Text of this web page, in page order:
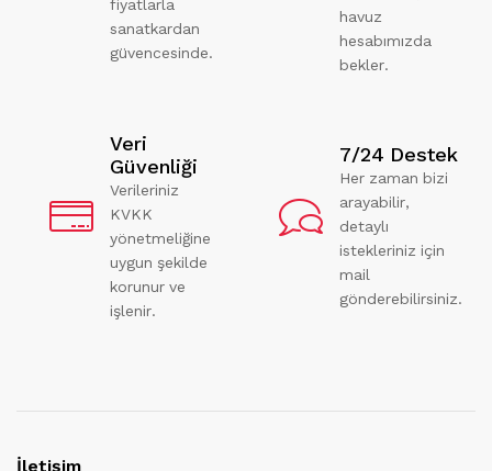
fiyatlarla
sanatkardan
güvencesinde.
havuz
hesabımızda
bekler.
Veri
Güvenliği
Verileriniz
KVKK
yönetmeliğine
uygun şekilde
korunur ve
işlenir.
7/24 Destek
Her zaman bizi
arayabilir,
detaylı
istekleriniz için
mail
gönderebilirsiniz.
İletişim